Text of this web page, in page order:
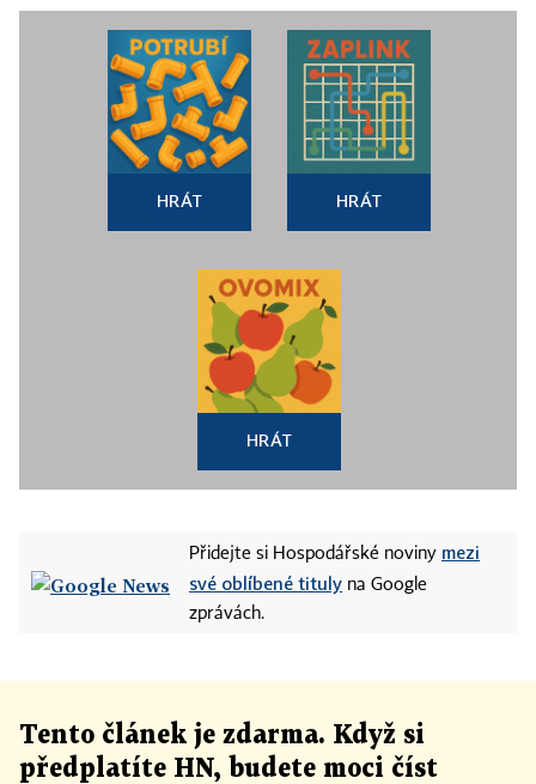
HRÁT HRÁT
HRÁT
Přidejte si Hospodářské noviny mezi
své oblíbené tituly na Google
zprávách.
Tento článek je zdarma. Když si
předplatíte HN, budete moci číst